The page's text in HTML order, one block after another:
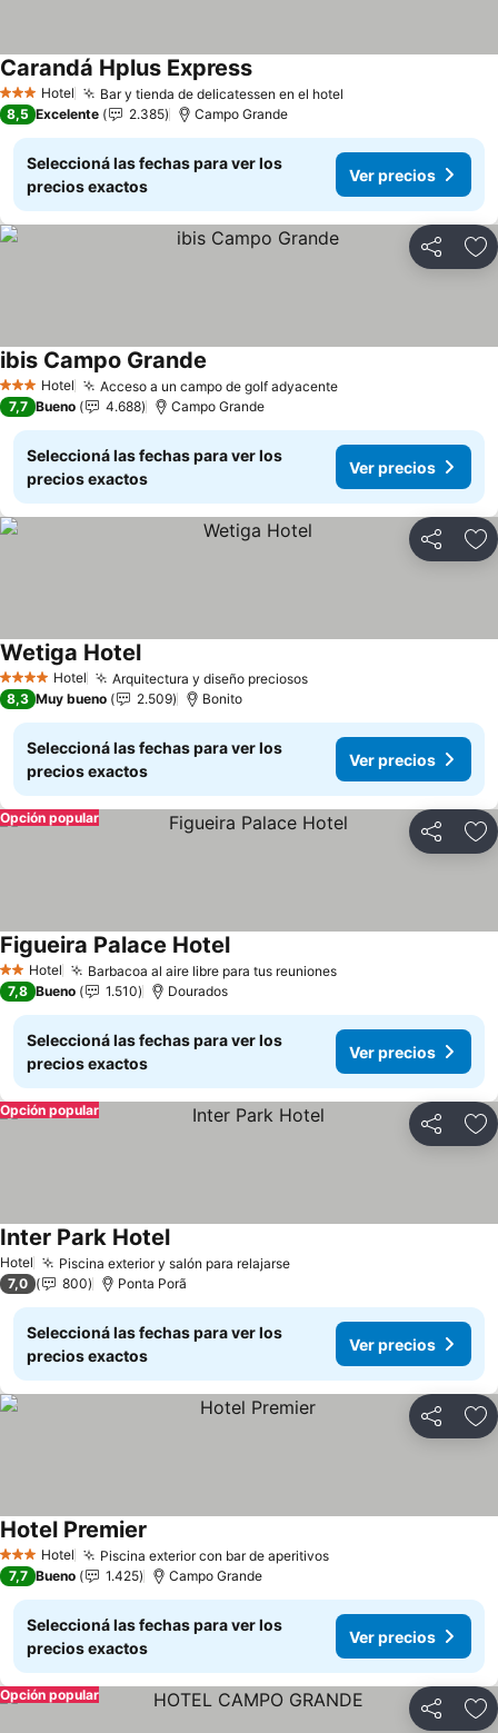
3 Estrellas
Hotel Bar y tienda de delicatessen en el hotel
Carandá Hplus Express
8,5 Excelente 2.385 Campo Grande
Seleccioná las fechas para ver los
precios exactos
Ver precios
Compartir
3 Estrellas
Hotel Acceso a un campo de golf adyacente
ibis Campo Grande
7,7 Bueno 4.688 Campo Grande
Seleccioná las fechas para ver los
precios exactos
Ver precios
Compartir
4 EstrellasHotel Arquitectura y diseño preciosos
Wetiga Hotel
8,3 Muy bueno 2.509 Bonito
Seleccioná las fechas para ver los
precios exactos
Ver precios
Compartir
Opción popular
2 Estrellas
Hotel Barbacoa al aire libre para tus reuniones
Figueira Palace Hotel
7,8 Bueno 1.510 Dourados
Seleccioná las fechas para ver los
precios exactos
Ver precios
Compartir
Opción popular
Hotel Piscina exterior y salón para relajarse
Inter Park Hotel
7,0 800 Ponta Porã
Seleccioná las fechas para ver los
precios exactos
Ver precios
Compartir
3 Estrellas
Hotel Piscina exterior con bar de aperitivos
Hotel Premier
7,7 Bueno 1.425 Campo Grande
Seleccioná las fechas para ver los
precios exactos
Ver precios
Compartir
Opción popular